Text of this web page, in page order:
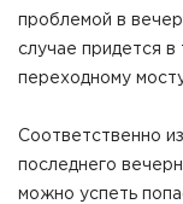
проблемой в
случае придется
переходному
Соответственно
последнего
можно успеть